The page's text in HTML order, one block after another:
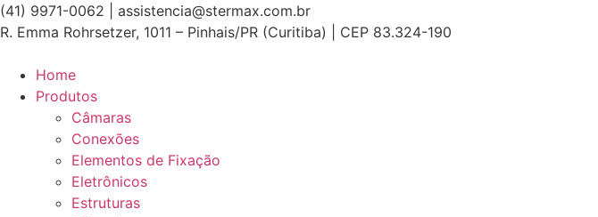
Ir
para
conteúdo
(41) 9971-0062 | assistencia@stermax.com.br
R. Emma Rohrsetzer, 1011 – Pinhais/PR (Curitiba) | CEP 83.324-190
Home
Produtos
Câmaras
Conexões
Elementos de Fixação
Eletrônicos
Estruturas